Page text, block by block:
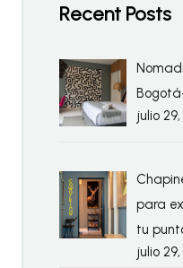
Recent Posts
julio
para
tu
julio